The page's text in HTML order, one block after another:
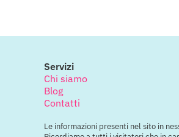
Servizi
Chi siamo
Blog
Contatti
Le informazioni presenti nel sito in